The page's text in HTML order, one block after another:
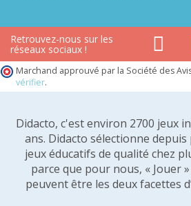
Retrouvez-nous sur les
réseaux sociaux !
Marchand approuvé par la Société des
vérifier.
Didacto, c'est environ 2700 jeux
ans. Didacto sélectionne depuis
jeux éducatifs de qualité chez
parce que pour nous, « Jouer
peuvent être les deux facettes